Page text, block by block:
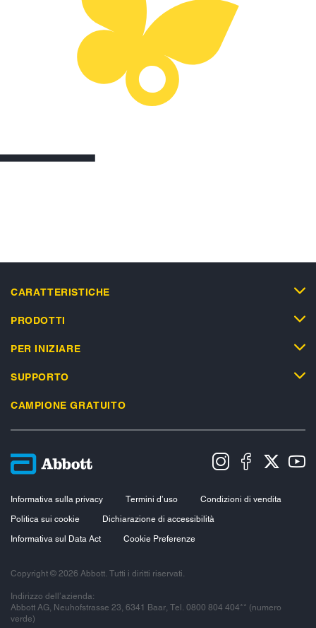
CARATTERISTICHE
PRODOTTI
PER INIZIARE
SUPPORTO
CAMPIONE GRATUITO
Informativa sulla privacy Termini d’uso
Condizioni di vendita
Politica sui cookie
Dichiarazione di accessibilità
Informativa sul Data Act
Cookie Preferenze
Copyright © 2026 Abbott. Tutti i diritti riservati.
Indirizzo dell’azienda:
Abbott AG, Neuhofstrasse 23, 6341 Baar, Tel. 0800 804 404** (numero
verde)